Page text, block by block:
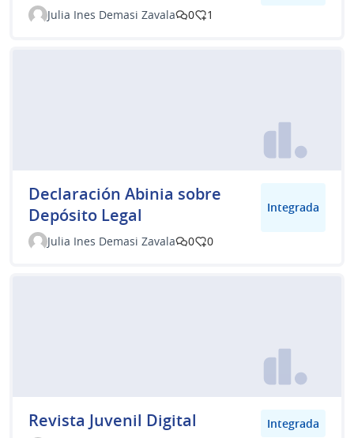
Julia Ines Demasi Zavala 0 1
Declaración Abinia sobre
Depósito Legal
Integrada
Julia Ines Demasi Zavala 0 0
Revista Juvenil Digital
Integrada